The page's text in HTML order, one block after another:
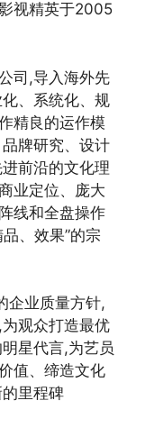
视精英于2005
司,导入海外先
、系统化、规
精良的运作模
牌研究、设计
前沿的文化理
业定位、庞大
线和全盘操作
、效果”的宗
企业质量方针,
观众打造最优
星代言,为艺员
值、缔造文化
里程碑